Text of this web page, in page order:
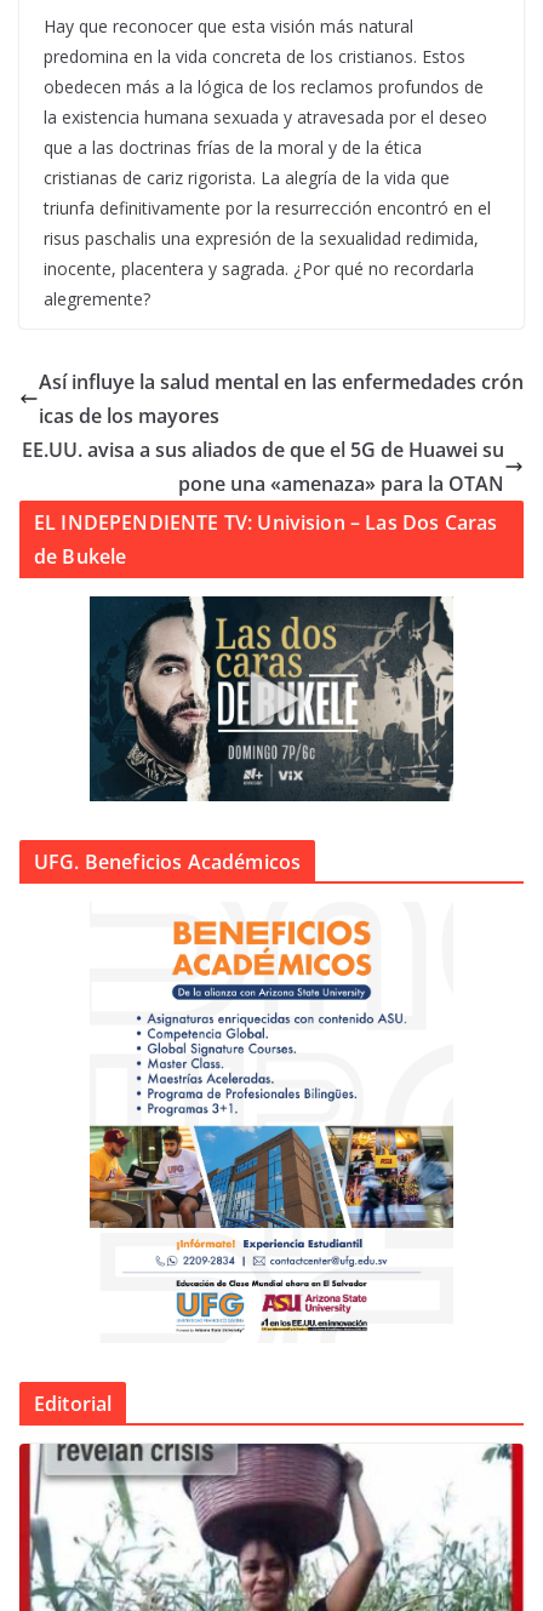
Hay que reconocer que esta visión más natural
predomina en la vida concreta de los cristianos. Estos
obedecen más a la lógica de los reclamos profundos de
la existencia humana sexuada y atravesada por el deseo
que a las doctrinas frías de la moral y de la ética
cristianas de cariz rigorista. La alegría de la vida que
triunfa definitivamente por la resurrección encontró en el
risus paschalis una expresión de la sexualidad redimida,
inocente, placentera y sagrada. ¿Por qué no recordarla
alegremente?
Así influye la salud mental en las enfermedades crón
icas de los mayores
EE.UU. avisa a sus aliados de que el 5G de Huawei su
pone una «amenaza» para la OTAN
EL INDEPENDIENTE TV: Univision – Las Dos Caras
de Bukele
UFG. Beneficios Académicos
Editorial